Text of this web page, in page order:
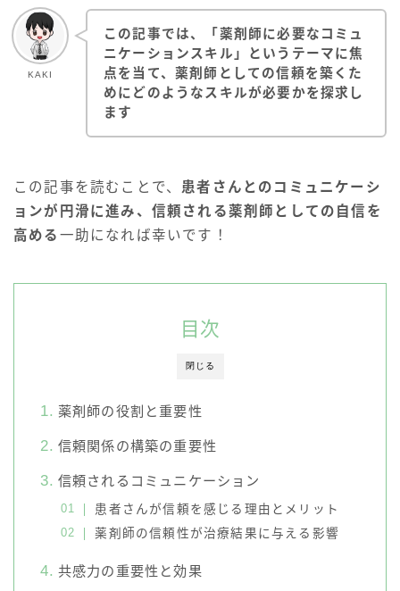
KAKI
この記事では、「薬剤師に必要なコミュ
ニケーションスキル」というテーマに焦
点を当て、薬剤師としての信頼を築くた
めにどのようなスキルが必要かを探求し
ます
この記事を読むことで、 患者さんとのコミュニケーシ
ョンが円滑に進み、信頼される薬剤師としての自信を
高める 一助になれば幸いです！
閉じる
目次
薬剤師の役割と重要性
信頼関係の構築の重要性
信頼されるコミュニケーション
患者さんが信頼を感じる理由とメリット
薬剤師の信頼性が治療結果に与える影響
共感力の重要性と効果